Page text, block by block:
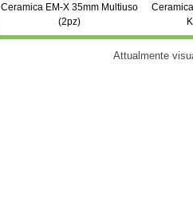
Ceramica EM-X 35mm Multiuso
(2pz)
Attualmente